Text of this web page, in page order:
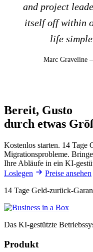
and project
itself off within
life
Marc Graveline
Bereit, Gusto
durch etwas
Kostenlos starten. 14 Tage
Migrationsprobleme.
Ihre Abläufe in ein KI-
Loslegen
Preise ansehen
14 Tage Geld-zurück-
Das KI-gestützte
Produkt